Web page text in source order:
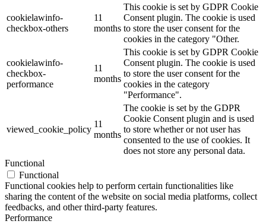
cookielawinfo-
checkbox-others
11
months
This cookie is set by GDPR Cookie
Consent plugin. The cookie is used
to store the user consent for the
cookies in the category "Other.
cookielawinfo-
checkbox-
performance
11
months
This cookie is set by GDPR Cookie
Consent plugin. The cookie is used
to store the user consent for the
cookies in the category
"Performance".
viewed_cookie_policy
11
months
The cookie is set by the GDPR
Cookie Consent plugin and is used
to store whether or not user has
consented to the use of cookies. It
does not store any personal data.
Functional
Functional
Functional cookies help to perform certain functionalities like
sharing the content of the website on social media platforms, collect
feedbacks, and other third-party features.
Performance